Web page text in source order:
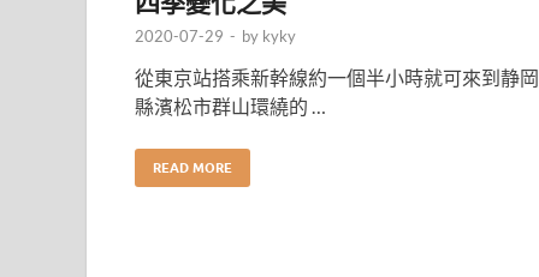
2020-07-29 - by kyky
從東京站搭乘新幹線約一個半小時就可來到静岡
縣濱松市群山環繞的 …
READ MORE